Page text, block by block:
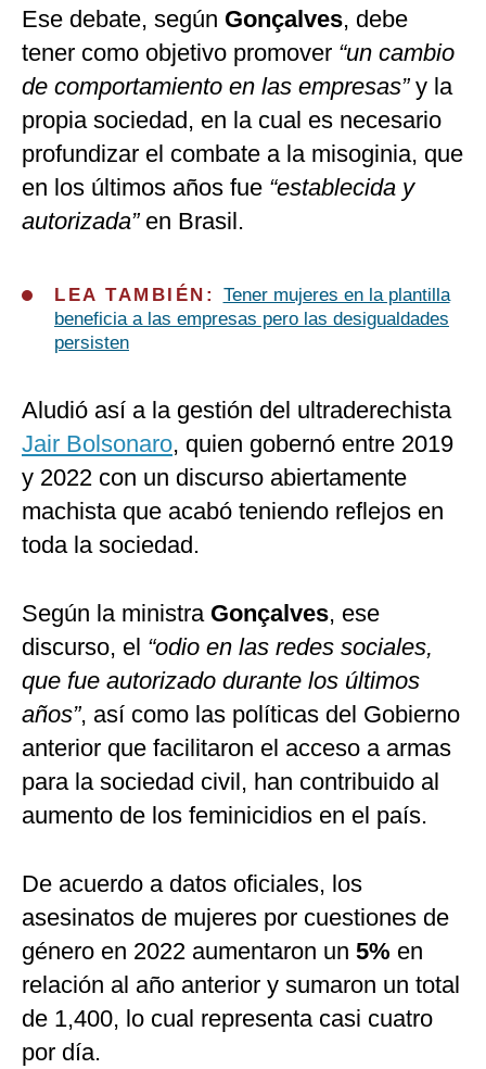
Ese debate, según Gonçalves, debe
tener como objetivo promover “un cambio
de comportamiento en las empresas”y la
propia sociedad, en la cual es necesario
profundizar el combate a la misoginia, que
en los últimos años fue “establecida y
autorizada” en Brasil.
LEA TAMBIÉN: Tener mujeres en la plantilla
beneficia a las empresas pero las desigualdades
persisten
Aludió así a la gestión del ultraderechista
Jair Bolsonaro, quien gobernó entre 2019
y 2022 con un discurso abiertamente
machista que acabó teniendo reflejos en
toda la sociedad.
Según la ministra Gonçalves, ese
discurso, el “odio en las redes sociales,
que fue autorizado durante los últimos
años”, así como las políticas del Gobierno
anterior que facilitaron el acceso a armas
para la sociedad civil, han contribuido al
aumento de los feminicidios en el país.
De acuerdo a datos oficiales, los
asesinatos de mujeres por cuestiones de
género en 2022 aumentaron un 5% en
relación al año anterior y sumaron un total
de 1,400, lo cual representa casi cuatro
por día.